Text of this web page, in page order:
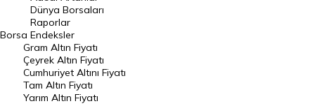
Geçmiş Kapanışlar
Dünya Borsaları
Raporlar
Endeksler
DÖVİZ
Borsa
Dünya Borsaları
Raporlar
Endeksler
Gram Altın Fiyatı
Çeyrek Altın Fiyatı
Cumhuriyet Altını Fiyatı
Tam Altın Fiyatı
Yarım Altın Fiyatı